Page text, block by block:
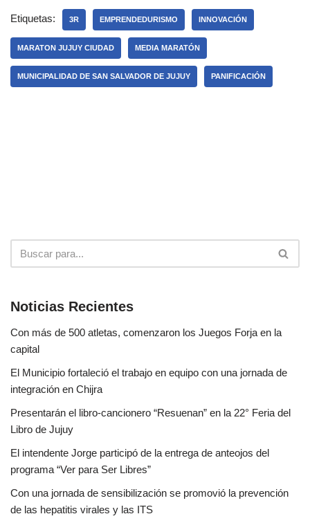
Etiquetas: 3R EMPRENDEDURISMO INNOVACIÓN
MARATON JUJUY CIUDAD MEDIA MARATÓN
MUNICIPALIDAD DE SAN SALVADOR DE JUJUY PANIFICACIÓN
Noticias Recientes
Con más de 500 atletas, comenzaron los Juegos Forja en la
capital
El Municipio fortaleció el trabajo en equipo con una jornada de
integración en Chijra
Presentarán el libro-cancionero “Resuenan” en la 22° Feria del
Libro de Jujuy
El intendente Jorge participó de la entrega de anteojos del
programa “Ver para Ser Libres”
Con una jornada de sensibilización se promovió la prevención
de las hepatitis virales y las ITS